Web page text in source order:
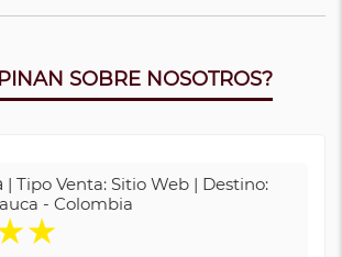
SOBRE NOSOTROS?
| Tipo Venta: Sitio Web | Destino:
- Colombia
★